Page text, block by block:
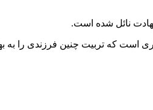
که تربیت چنین فرزندی را به